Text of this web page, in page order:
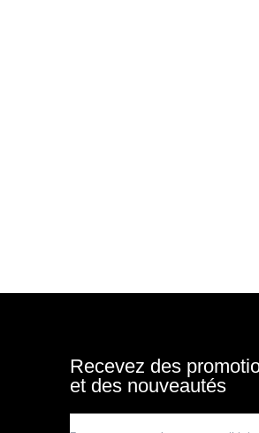
Recevez des
et des nouveautés